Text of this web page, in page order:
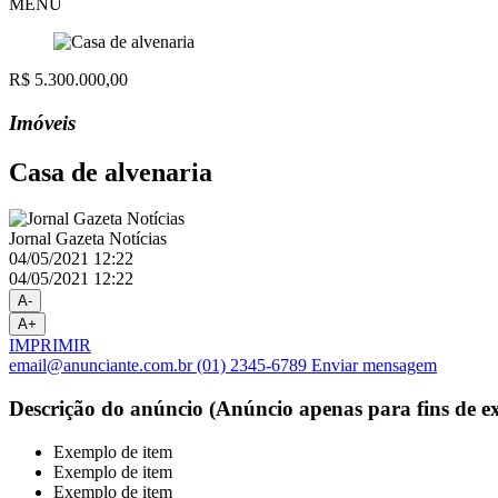
R$ 5.300.000,00
Imóveis
Casa de alvenaria
Jornal Gazeta Notícias
04/05/2021 12:22
04/05/2021 12:22
A-
A+
IMPRIMIR
email@anunciante.com.br(01) 2345-6789 Enviar mensagem
Descrição do anúncio (Anúncio apenas para fins de
Exemplo de item
Exemplo de item
Exemplo de item